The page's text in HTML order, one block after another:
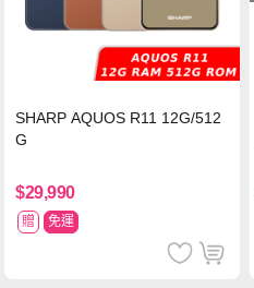
SHARP AQUOS R11 12G/512
G
$29,990
贈 免運